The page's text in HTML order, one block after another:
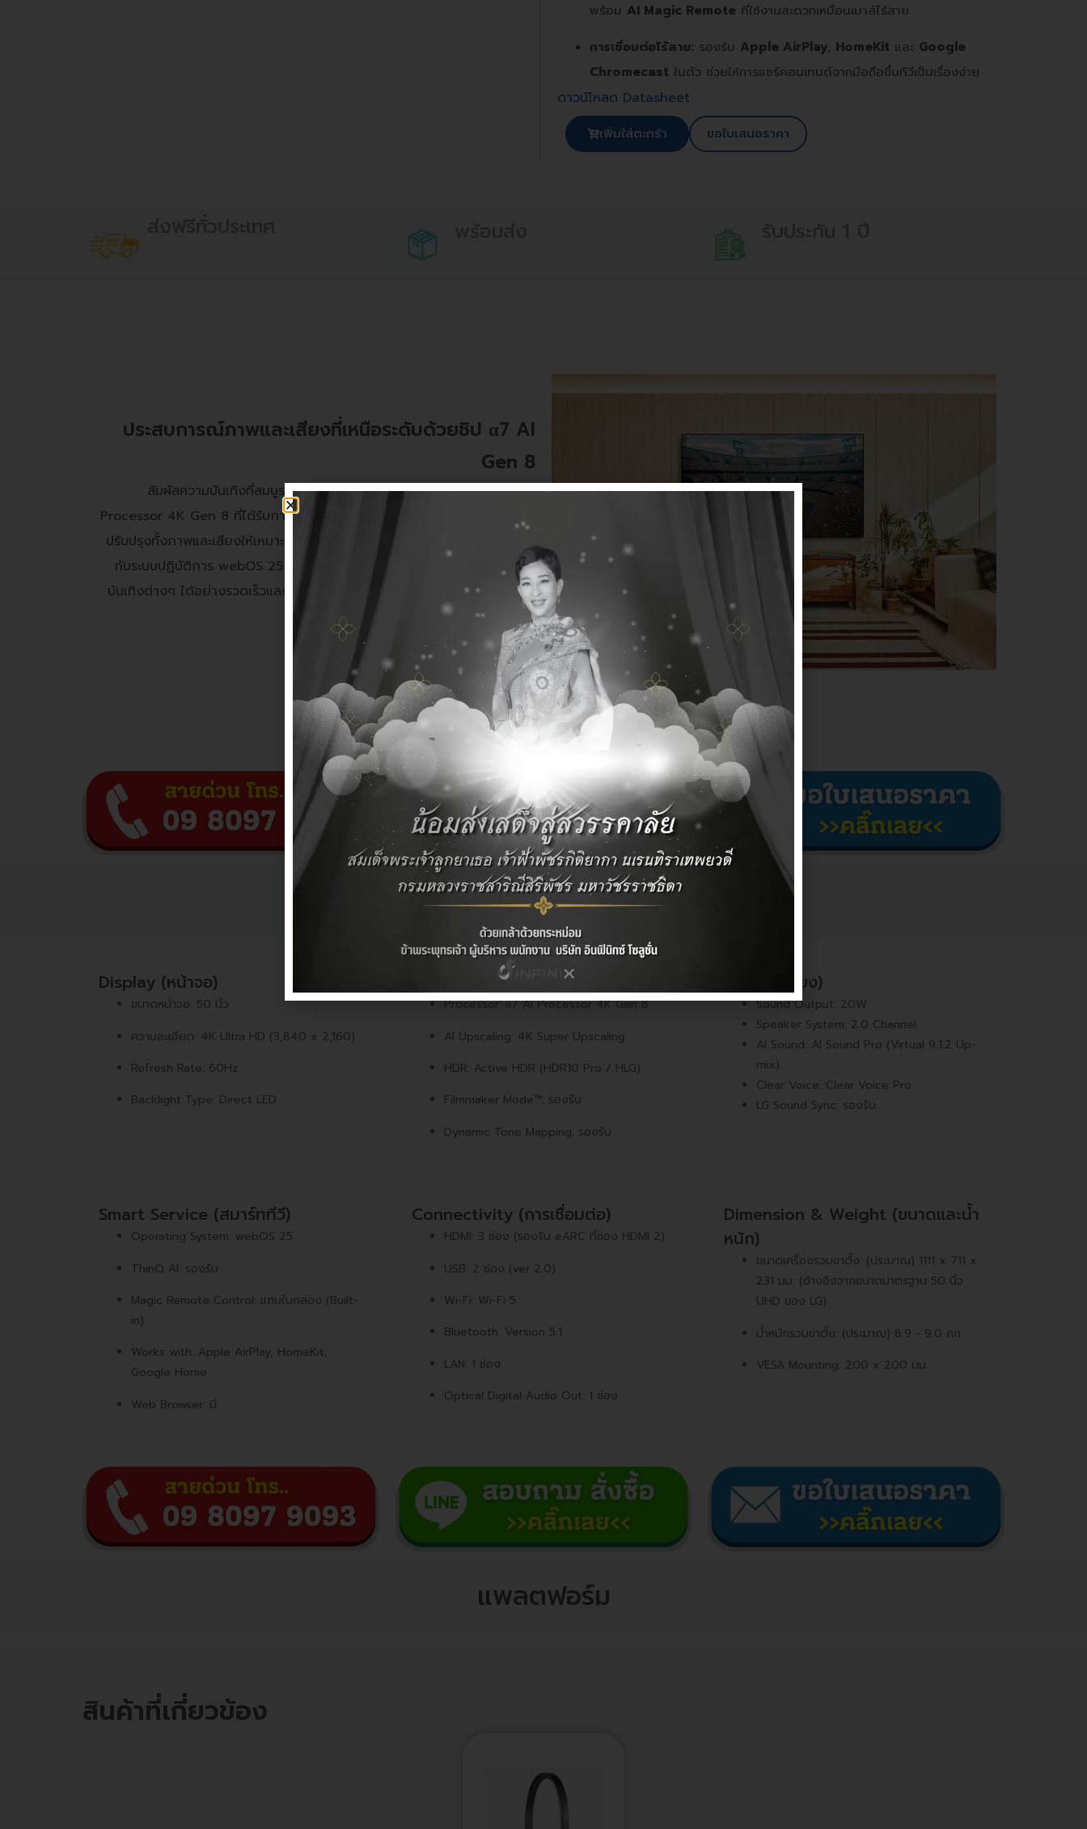
พร้อม AI Magic Remote ที่ใช้งานสะดวกเหมือนเมาส์ไร้สาย
การเชื่อมต่อไร้สาย: รองรับ Apple AirPlay, HomeKit และ Google
Chromecast ในตัว ช่วยให้การแชร์คอนเทนต์จากมือถือขึ้นทีวีเป็นเรื่องง่าย
ดาวน์โหลด Datasheet
เพิ่มใส่ตะกร้า ขอใบเสนอราคา
ประสบการณ์ภาพและเสียงที่เหนือระดับด้วยชิป α7 AI
Gen 8
สัมผัสความบันเทิงที่สมบูรณ์แบบด้วยขุมพลังชิปประมวลผล Alpha 7 AI
Processor 4K Gen 8 ที่ได้รับการพัฒนาให้ฉลาดล้ำยิ่งขึ้น ทำหน้าที่วิเคราะห์และ
ปรับปรุงทั้งภาพและเสียงให้เหมาะสมกับคอนเทนต์ที่คุณรับชมโดยอัตโนมัติ ผสาน
กับระบบปฏิบัติการ webOS 25 ใหม่ล่าสุดที่ให้คุณเข้าถึงแอปพลิเคชันและความ
บันเทิงต่างๆ ได้อย่างรวดเร็วและลื่นไหล พร้อมระบบ Personalization ที่แนะนำ
คอนเทนต์ที่ตรงใจคุณที่สุด
ข้อมูลเฉพาะด้านเทคนิค
Display (หน้าจอ)
ขนาดหน้าจอ: 50 นิ้ว
ความละเอียด: 4K Ultra HD (3,840 x 2,160)
Refresh Rate: 60Hz
Backlight Type: Direct LED
Video (ภาพ)
Processor: α7 AI Processor 4K Gen 8
AI Upscaling: 4K Super Upscaling
HDR: Active HDR (HDR10 Pro / HLG)
Filmmaker Mode™: รองรับ
Dynamic Tone Mapping: รองรับ
Audio (เสียง)
Sound Output: 20W
Speaker System: 2.0 Channel
AI Sound: AI Sound Pro (Virtual 9.1.2 Up-
mix)
Clear Voice: Clear Voice Pro
LG Sound Sync: รองรับ
Smart Service (สมาร์ททีวี)
Operating System: webOS 25
ThinQ AI: รองรับ
Magic Remote Control: แถมในกล่อง (Built-
in)
Works with: Apple AirPlay, HomeKit,
Google Home
Web Browser: มี
Connectivity (การเชื่อมต่อ)
HDMI: 3 ช่อง (รองรับ eARC ที่ช่อง HDMI 2)
USB: 2 ช่อง (ver 2.0)
Wi-Fi: Wi-Fi 5
Bluetooth: Version 5.1
LAN: 1 ช่อง
Optical Digital Audio Out: 1 ช่อง
Dimension & Weight (ขนาดและน้ำ
หนัก)
ขนาดเครื่องรวมขาตั้ง: (ประมาณ) 1111 x 711 x
231 มม. (อ้างอิงจากขนาดมาตรฐาน 50 นิ้ว
UHD ของ LG)
น้ำหนักรวมขาตั้ง: (ประมาณ) 8.9 - 9.0 กก.
VESA Mounting: 200 x 200 มม.
แพลตฟอร์ม
สินค้าที่เกี่ยวข้อง